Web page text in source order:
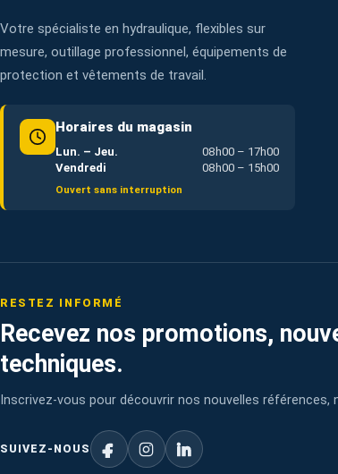
Votre spécialiste en hydraulique, flexibles sur
mesure, outillage professionnel, équipements de
protection et vêtements de travail.
Horaires du magasin
Lun. – Jeu.
08h00 – 17h00
Vendredi
08h00 – 15h00
Ouvert sans interruption
RESTEZ INFORMÉ
Recevez nos promotions,
techniques.
Inscrivez-vous pour découvrir nos nouvelles
SUIVEZ-NOUS